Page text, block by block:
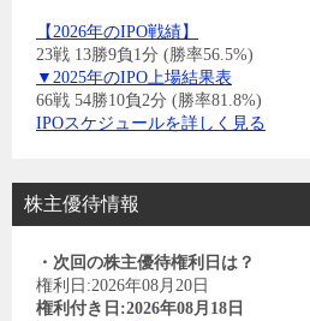
【2026年のIPO戦績】
23戦 13勝9負1分 (勝率56.5%)
▼2025年のIPO上場結果表
66戦 54勝10負2分 (勝率81.8%)
IPOスケジュールを詳しく見る
株主優待情報
・次回の株主優待権利日は？
権利日:2026年08月20日
権利付き日:2026年08月18日